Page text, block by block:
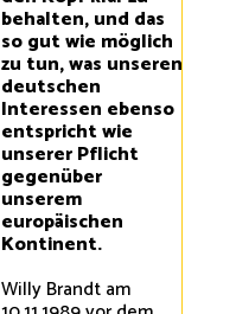
behalten, und das
so gut wie möglich
zu tun, was unseren
deutschen
Interessen ebenso
entspricht wie
unserer Pflicht
gegenüber
unserem
europäischen
Kontinent.
Willy Brandt am